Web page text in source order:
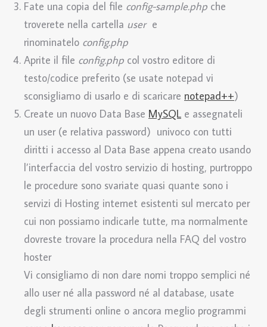
Fate una copia del file config-sample.php che
troverete nella cartella user e
rinominatelo config.php
Aprite il file config.php col vostro editore di
testo/codice preferito (se usate notepad vi
sconsigliamo di usarlo e di scaricare notepad++)
Create un nuovo Data Base MySQL e assegnateli
un user (e relativa password) univoco con tutti
diritti i accesso al Data Base appena creato usando
l’interfaccia del vostro servizio di hosting, purtroppo
le procedure sono svariate quasi quante sono i
servizi di Hosting internet esistenti sul mercato per
cui non possiamo indicarle tutte, ma normalmente
dovreste trovare la procedura nella FAQ del vostro
hoster
Vi consigliamo di non dare nomi troppo semplici né
allo user né alla password né al database, usate
degli strumenti online o ancora meglio programmi